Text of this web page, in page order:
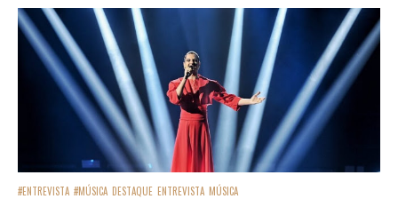
#ENTREVISTA #MÚSICA DESTAQUE ENTREVISTA MÚSICA